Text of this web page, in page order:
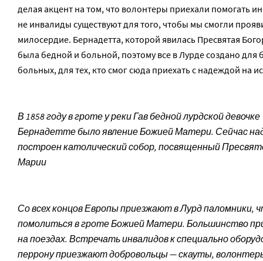
делая акцент на том, что волонтеры приехали помогать
не инвалиды существуют для того, чтобы мы смогли
милосердие. Бернадетта, которой явилась Пресвятая
была бедной и больной, поэтому все в Лурде создано для
больных, для тех, кто смог сюда приехать с надеждой на
В 1858 году в гроте у реки Гав бедной лурдской девочке
Бернадетте было явление Божией Матери. Сейчас
построен католический собор, посвященный
Марии
Со всех концов Европы приезжают в Лурд паломники,
помолиться в гроте Божией Матери. Большинство
на поездах. Встречать инвалидов к специально
перрону приезжают добровольцы — скауты,